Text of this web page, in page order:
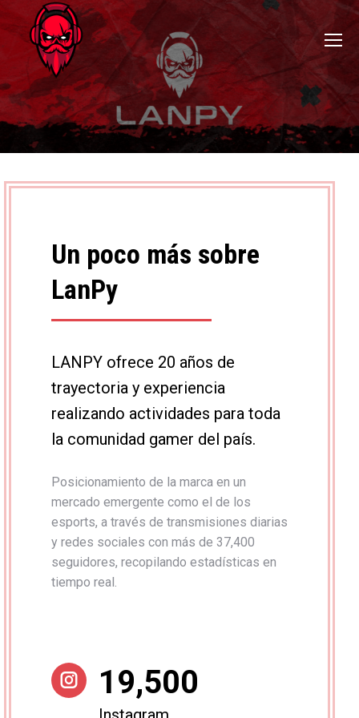
Un poco más sobre
LanPy
LANPY ofrece 20 años de
trayectoria y experiencia
realizando actividades para toda
la comunidad gamer del país.
Posicionamiento de la marca en un
mercado emergente como el de los
esports, a través de transmisiones diarias
y redes sociales con más de 37,400
seguidores, recopilando estadísticas en
tiempo real.
19,500